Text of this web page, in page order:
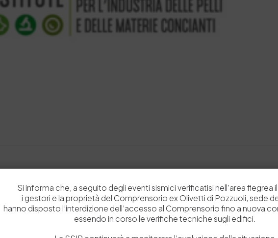
Si informa che, a seguito degli eventi sismici verificatisi nell’area flegrea il
i gestori e la proprietà del Comprensorio ex Olivetti di Pozzuoli, sede
hanno disposto l’interdizione dell’accesso al Comprensorio fino a nuova
essendo in corso le verifiche tecniche sugli edifici.